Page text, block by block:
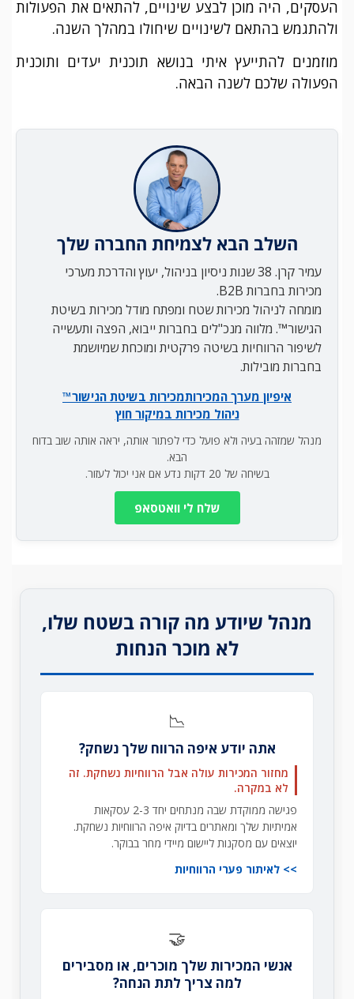
העסקים, היה מוכן לבצע שינויים, להתאים את הפעולות
ולהתגמש בהתאם לשינויים שיחולו במהלך השנה.
מוזמנים להתייעץ איתי בנושא תוכנית יעדים ותוכנית
הפעולה שלכם לשנה הבאה.
השלב הבא לצמיחת החברה שלך
עמיר קרן. 38 שנות ניסיון בניהול, יעוץ והדרכת מערכי
מכירות בחברות B2B.
מומחה לניהול מכירות שטח ומפתח מודל מכירות בשיטת
הגישור™. מלווה מנכ"לים בחברות ייבוא, הפצה ותעשייה
לשיפור הרווחיות בשיטה פרקטית ומוכחת שמיושמת
בחברות מובילות.
איפיון מערך המכירותמכירות בשיטת הגישור™
ניהול מכירות במיקור חוץ
מנהל שמזהה בעיה ולא פועל כדי לפתור אותה, יראה אותה שוב בדוח
הבא.
בשיחה של 20 דקות נדע אם אני יכול לעזור.
שלח לי וואטסאפ
מנהל שיודע מה קורה בשטח שלו,
לא מוכר הנחות
📉
אתה יודע איפה הרווח שלך נשחק?
מחזור המכירות עולה אבל הרווחיות נשחקת. זה
לא במקרה.
פגישה ממוקדת שבה מנתחים יחד 2-3 עסקאות
אמיתיות שלך ומאתרים בדיוק איפה הרווחיות נשחקת.
יוצאים עם מסקנות ליישום מיידי מחר בבוקר.
לאיתור פערי הרווחיות
🤝
אנשי המכירות שלך מוכרים, או מסבירים
למה צריך לתת הנחה?